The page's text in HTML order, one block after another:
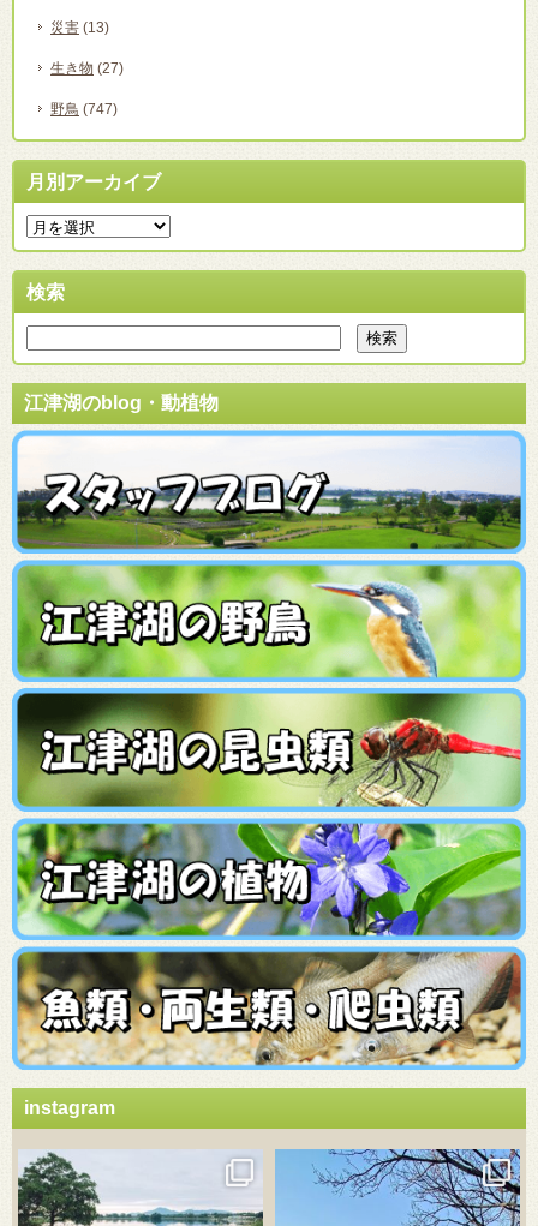
災害 (13)
生き物 (27)
野鳥 (747)
月別アーカイブ
検索
江津湖のblog・動植物
instagram
3月 18